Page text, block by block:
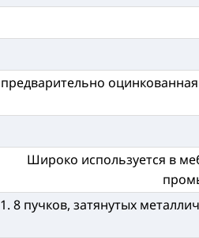
предварительно
Широко используется в
1. 8 пучков, затянутых